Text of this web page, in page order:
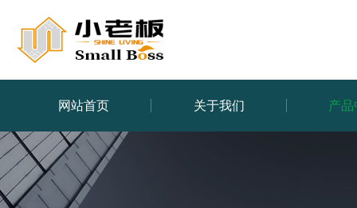
网站首页 关于我们 产品